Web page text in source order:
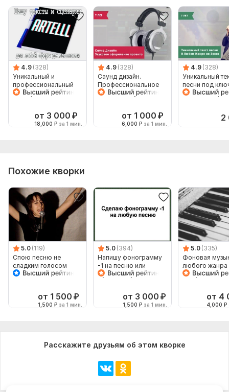
4.9 (328)
Уникальный и
профессиональный
сценарий для любой
от 3 000 ₽
18,000 ₽ за 1 мин.
4.9 (328)
Саунд дизайн.
Профессиональное
создание звукового
от 1 000 ₽
6,000 ₽ за 1 мин.
4.9 (328)
Уникальный
песни под
любом жанре
2
Похожие кворки
5.0 (119)
Спою песню не
сладким голосом
от 1 500 ₽
1,500 ₽ за 1 мин.
5.0 (394)
Напишу фонограмму
-1 на песню или
музыкальную
от 3 000 ₽
1,500 ₽ за 1 мин.
5.0 (335)
Фоновая
любого жанра
настроения
от 4
4,000 ₽
Расскажите друзьям об этом кворке